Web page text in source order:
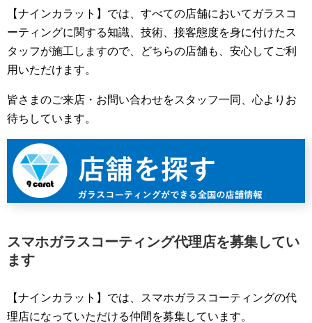
【ナインカラット】では、すべての店舗においてガラスコ
ーティングに関する知識、技術、接客態度を身に付けたス
タッフが施工しますので、どちらの店舗も、安心してご利
用いただけます。
皆さまのご来店・お問い合わせをスタッフ一同、心よりお
待ちしています。
スマホガラスコーティング代理店を募集してい
ます
【ナインカラット】では、スマホガラスコーティングの代
理店になっていただける仲間を募集しています。